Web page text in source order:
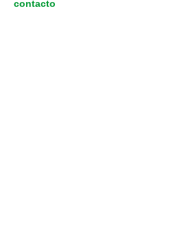
contacto